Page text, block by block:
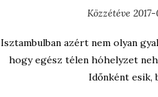
Közzétéve
Isztambulban azért nem olyan
hogy egész télen hóhelyzet
Időnként esik,